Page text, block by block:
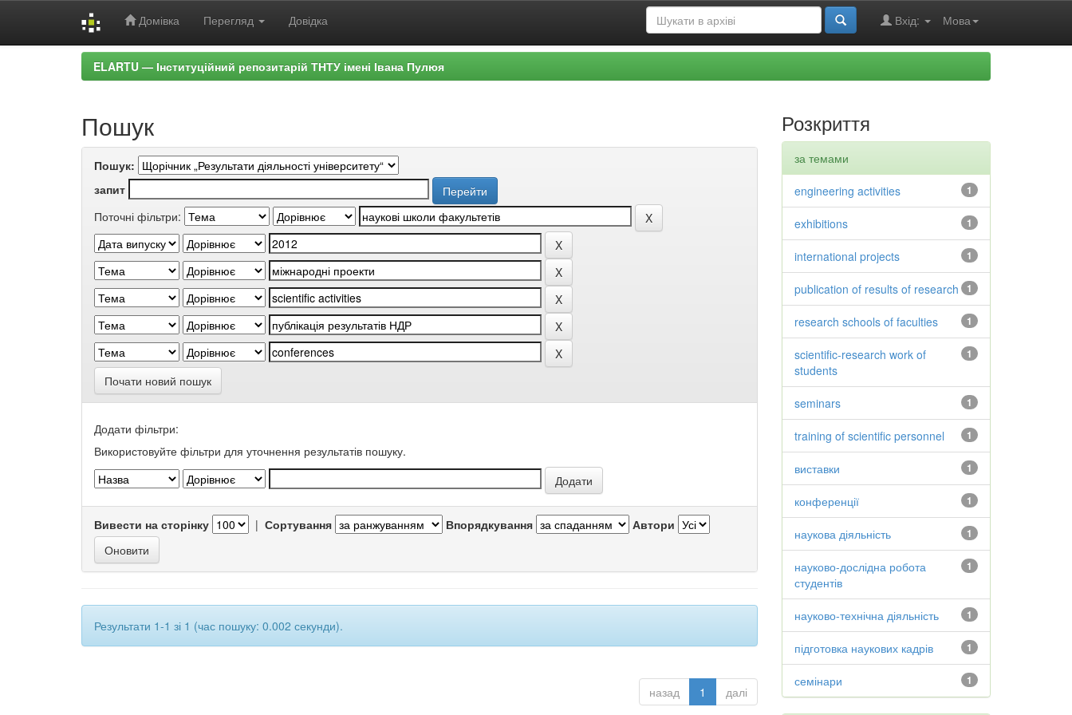
Домівка Перегляд Довідка Мова
Вхід:
ELARTU — Інституційний репозитарій ТНТУ імені Івана Пулюя
Пошук
Пошук:
запит
Поточні фільтри:
Почати новий пошук
Додати фільтри:
Використовуйте фільтри для уточнення результатів пошуку.
Вивести на сторінку | Сортування Впорядкування Автори
Результати 1-1 зі 1 (час пошуку: 0.002 секунди).
назад 1 далі
Розкриття
за темами
1
engineering activities
1
exhibitions
1
international projects
1
publication of results of research
1
research schools of faculties
1
scientific-research work of
students
1
seminars
1
training of scientific personnel
1
виставки
1
конференції
1
наукова діяльність
1
науково-дослідна робота
студентів
1
науково-технічна діяльність
1
підготовка наукових кадрів
1
семінари